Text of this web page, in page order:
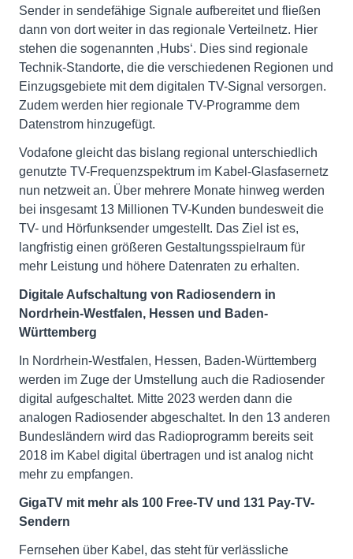
Sender in sendefähige Signale aufbereitet und fließen
dann von dort weiter in das regionale Verteilnetz. Hier
stehen die sogenannten ‚Hubs‘. Dies sind regionale
Technik-Standorte, die die verschiedenen Regionen und
Einzugsgebiete mit dem digitalen TV-Signal versorgen.
Zudem werden hier regionale TV-Programme dem
Datenstrom hinzugefügt.
Vodafone gleicht das bislang regional unterschiedlich
genutzte TV-Frequenzspektrum im Kabel-Glasfasernetz
nun netzweit an. Über mehrere Monate hinweg werden
bei insgesamt 13 Millionen TV-Kunden bundesweit die
TV- und Hörfunksender umgestellt. Das Ziel ist es,
langfristig einen größeren Gestaltungsspielraum für
mehr Leistung und höhere Datenraten zu erhalten.
Digitale Aufschaltung von Radiosendern in
Nordrhein-Westfalen, Hessen und Baden-
Württemberg
In Nordrhein-Westfalen, Hessen, Baden-Württemberg
werden im Zuge der Umstellung auch die Radiosender
digital aufgeschaltet. Mitte 2023 werden dann die
analogen Radiosender abgeschaltet. In den 13 anderen
Bundesländern wird das Radioprogramm bereits seit
2018 im Kabel digital übertragen und ist analog nicht
mehr zu empfangen.
GigaTV mit mehr als 100 Free-TV und 131 Pay-TV-
Sendern
Fernsehen über Kabel, das steht für verlässliche